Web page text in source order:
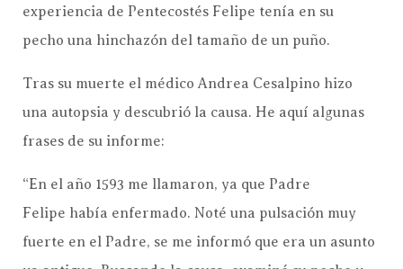
experiencia de Pentecostés Felipe tenía en su
pecho una hinchazón del tamaño de un puño.
Tras su muerte el médico Andrea Cesalpino hizo
una autopsia y descubrió la causa. He aquí algunas
frases de su informe:
“En el año 1593 me llamaron, ya que Padre
Felipe había enfermado. Noté una pulsación muy
fuerte en el Padre, se me informó que era un asunto